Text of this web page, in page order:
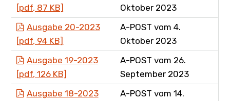
[pdf, 87 KB]
Oktober 2023
Ausgabe 20-2023
[pdf, 94 KB]
A-POST vom 4.
Oktober 2023
Ausgabe 19-2023
[pdf, 126 KB]
A-POST vom 26.
September 2023
Ausgabe 18-2023
A-POST vom 14.